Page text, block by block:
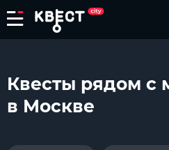
Квесты рядом с
в Москве